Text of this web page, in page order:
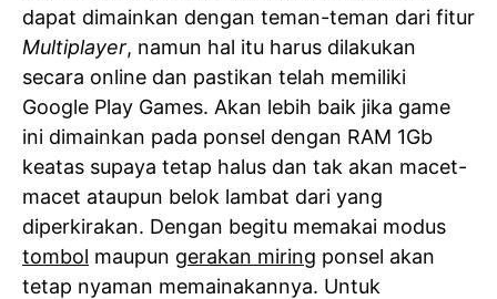
dapat dimainkan dengan teman-teman dari fitur
Multiplayer, namun hal itu harus dilakukan
secara online dan pastikan telah memiliki
Google Play Games. Akan lebih baik jika game
ini dimainkan pada ponsel dengan RAM 1Gb
keatas supaya tetap halus dan tak akan macet-
macet ataupun belok lambat dari yang
diperkirakan. Dengan begitu memakai modus
tombol maupun gerakan miring ponsel akan
tetap nyaman memainakannya. Untuk